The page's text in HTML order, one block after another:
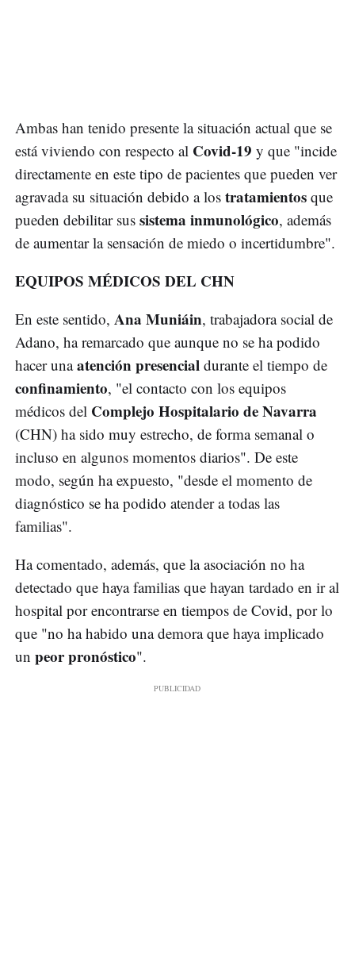
Ambas han tenido presente la situación actual que se
está viviendo con respecto al Covid-19 y que "incide
directamente en este tipo de pacientes que pueden ver
agravada su situación debido a los tratamientos que
pueden debilitar sus sistema inmunológico, además
de aumentar la sensación de miedo o incertidumbre".
EQUIPOS MÉDICOS DEL CHN
En este sentido, Ana Muniáin, trabajadora social de
Adano, ha remarcado que aunque no se ha podido
hacer unaatención presencial durante el tiempo de
confinamiento, "el contacto con los equipos
médicos del Complejo Hospitalario de Navarra
(CHN) ha sido muy estrecho, de forma semanal o
incluso en algunos momentos diarios". De este
modo, según ha expuesto, "desde el momento de
diagnóstico se ha podido atender a todas las
familias".
Ha comentado, además, que la asociación no ha
detectado que haya familias que hayan tardado en ir al
hospital por encontrarse en tiempos de Covid, por lo
que "no ha habido una demora que haya implicado
un peor pronóstico".